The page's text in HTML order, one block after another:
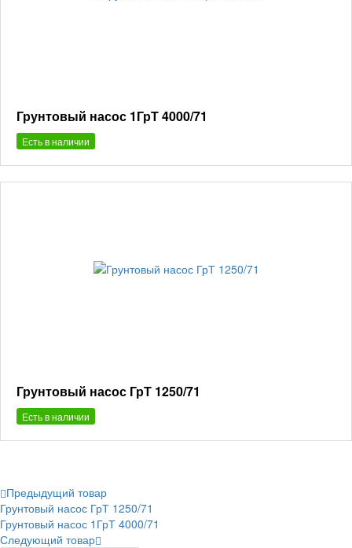
Грунтовый насос 1ГрТ 4000/71
Есть в наличии
Грунтовый насос ГрТ 1250/71
Есть в наличии
Предыдущий товар
Грунтовый насос ГрТ 1250/71
Грунтовый насос 1ГрТ 4000/71
Следующий товар